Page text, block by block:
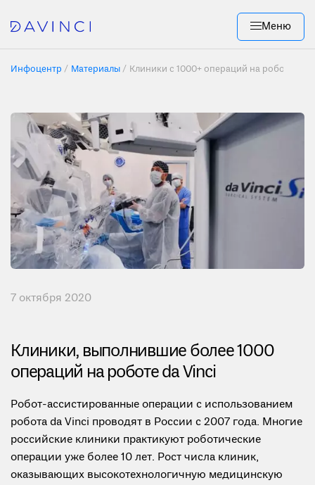
Меню
Инфоцентр Материалы Клиники с 1000+ операций на роботе да
7 октября 2020
Клиники, выполнившие более 1000
операций на роботе da Vinci
Робот-ассистированные операции с использованием
робота da Vinci проводят в России с 2007 года. Многие
российские клиники практикуют роботические
операции уже более 10 лет. Рост числа клиник,
оказывающих высокотехнологичную медицинскую